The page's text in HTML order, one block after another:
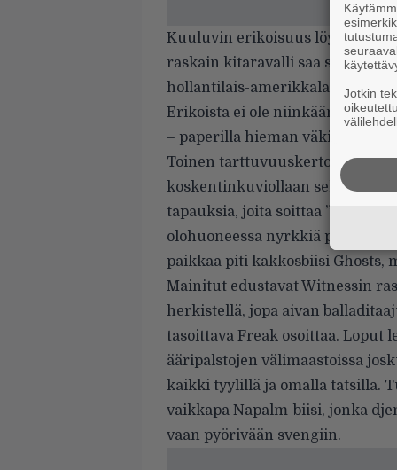
Kuuluvin erikoisuus löytyy
raskain kitaravalli saa
hollantilais-amerikkalaisen
Erikoista ei ole niinkään
– paperilla hieman väkinäinen
Toinen tarttuvuuskertoimeltaan
koskentinkuviollaan selvää
tapauksia, joita soittaa
olohuoneessa nyrkkiä puiden.
paikkaa piti kakkosbiisi
Mainitut edustavat Witnessin
herkistellä, jopa aivan
tasoittava Freak osoittaa. Loput
ääripalstojen välimaastoissa
kaikki tyylillä ja omalla tatsilla.
vaikkapa Napalm-biisi, jonka
vaan pyörivään svengiin.
Jotkin